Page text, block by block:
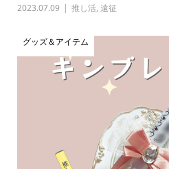
2023.07.09 推し活, 遠征
グッズ＆アイテム